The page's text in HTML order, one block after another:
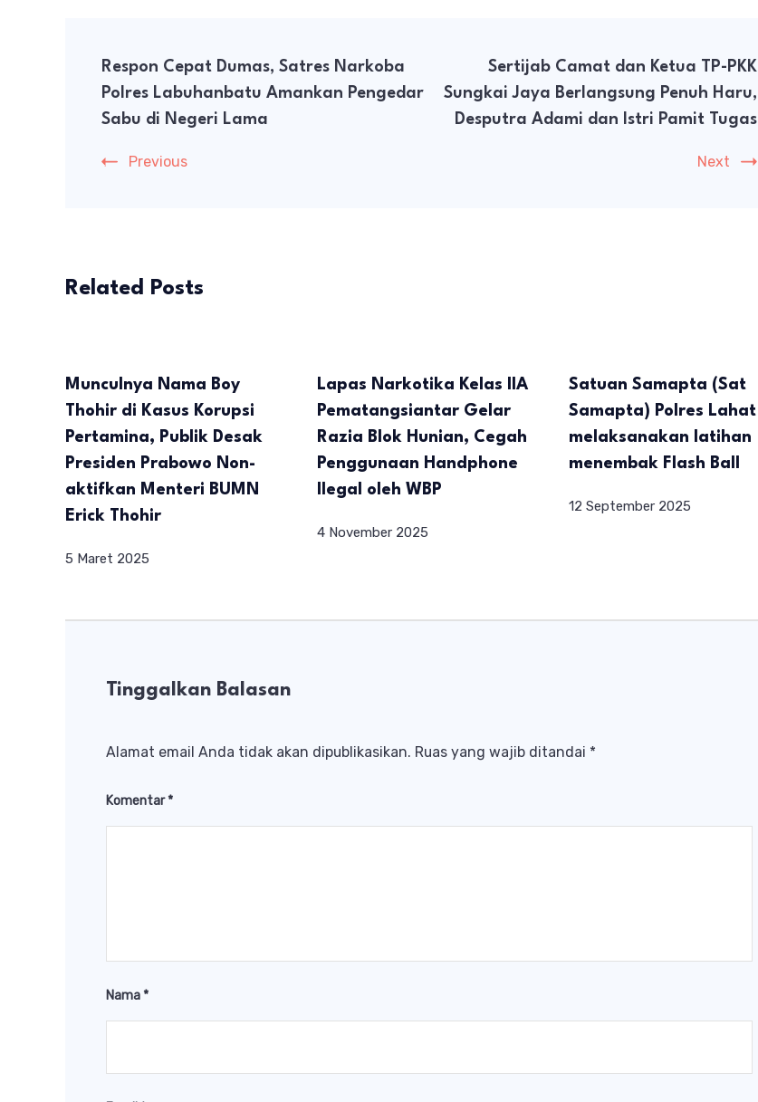
Navigation
Respon Cepat Dumas, Satres Narkoba
Polres Labuhanbatu Amankan Pengedar
Sabu di Negeri Lama
Previous
Sertijab Camat dan Ketua TP-PKK
Sungkai Jaya Berlangsung Penuh Haru,
Desputra Adami dan Istri Pamit Tugas
Next
Related Posts
Munculnya Nama Boy
Thohir di Kasus Korupsi
Pertamina, Publik Desak
Presiden Prabowo Non-
aktifkan Menteri BUMN
Erick Thohir
5 Maret 2025
Lapas Narkotika Kelas IIA
Pematangsiantar Gelar
Razia Blok Hunian, Cegah
Penggunaan Handphone
Ilegal oleh WBP
4 November 2025
Satuan Samapta (Sat
Samapta) Polres Lahat
melaksanakan latihan
menembak Flash Ball
12 September 2025
Tinggalkan Balasan
Alamat email Anda tidak akan dipublikasikan. Ruas yang wajib ditandai *
Komentar*
Nama*